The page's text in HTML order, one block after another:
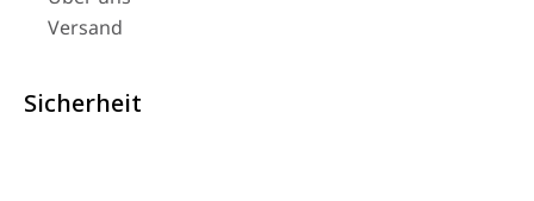
Versand
Sicherheit